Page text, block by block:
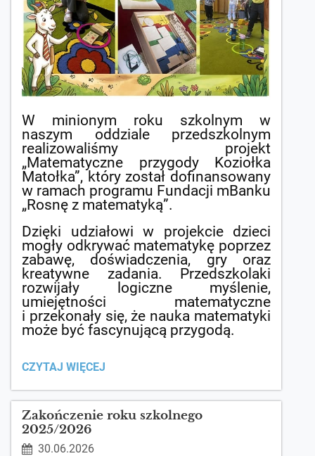
W minionym roku szkolnym w
naszym oddziale przedszkolnym
realizowaliśmy projekt
„Matematyczne przygody Koziołka
Matołka”, który został dofinansowany
w ramach programu Fundacji mBanku
„Rosnę z matematyką”.
Dzięki udziałowi w projekcie dzieci
mogły odkrywać matematykę poprzez
zabawę, doświadczenia, gry oraz
kreatywne zadania. Przedszkolaki
rozwijały logiczne myślenie,
umiejętności matematyczne
i przekonały się, że nauka matematyki
może być fascynującą przygodą.
„ROSNĘ
MATEMATYKĄ”:
CZYTAJ WIĘCEJ
Zakończenie roku szkolnego
2025/2026
30.06.2026